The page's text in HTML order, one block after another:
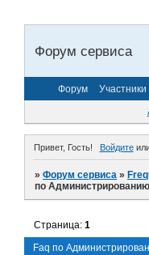
Форум сервиса
Форум Участники
Привет, Гость! Войдите
»Форум сервиса »
по Администрированию
Faq по
Страница:1